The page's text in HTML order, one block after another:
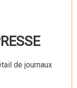
de journaux